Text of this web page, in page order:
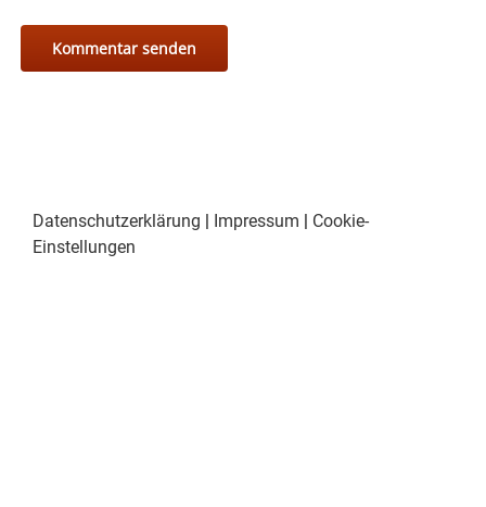
Datenschutzerklärung Impressum
Cookie-
Einstellungen